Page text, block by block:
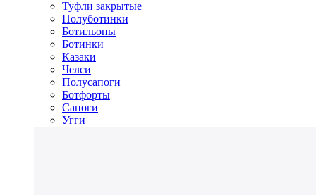
Туфли закрытые
Полуботинки
Ботильоны
Ботинки
Казаки
Челси
Полусапоги
Ботфорты
Сапоги
Угги